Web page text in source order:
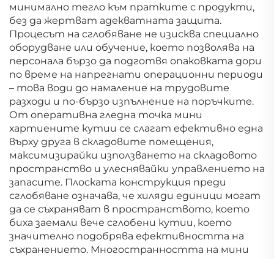
минимално тегло към пратките с продукти,
без да жертват адекватната защита.
Процесът на сглобяване не изисква специално
оборудване или обучение, което позволява на
персонала бързо да подготвя опаковката дори
по време на напрегнати операционни периоди
– това води до намаление на трудовите
разходи и по-бързо изпълнение на поръчките.
От оперативна гледна точка мини
хартиените кутии се слагат ефективно една
върху друга в складовите помещения,
максимизирайки използването на складовото
пространство и улеснявайки управлението на
запасите. Плоската конструкция преди
сглобяване означава, че хиляди единици могат
да се съхраняват в пространството, което
биха заемали вече сглобени кутии, което
значително подобрява ефективността на
съхранението. Многостранността на мини